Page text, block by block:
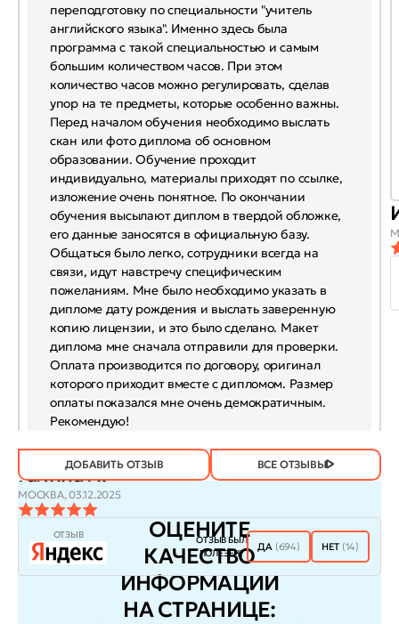
переподготовку по специальности "учитель
английского языка". Именно здесь была
программа с такой специальностью и самым
большим количеством часов. При этом
количество часов можно регулировать, сделав
упор на те предметы, которые особенно важны.
Перед началом обучения необходимо выслать
скан или фото диплома об основном
образовании. Обучение проходит
индивидуально, материалы приходят по ссылке,
изложение очень понятное. По окончании
обучения высылают диплом в твердой обложке,
его данные заносятся в официальную базу.
Общаться было легко, сотрудники всегда на
связи, идут навстречу специфическим
пожеланиям. Мне было необходимо указать в
дипломе дату рождения и выслать заверенную
копию лицензии, и это было сделано. Макет
диплома мне сначала отправили для проверки.
Оплата производится по договору, оригинал
которого приходит вместе с дипломом. Размер
оплаты показался мне очень демократичным.
Рекомендую!
Галина Л.
МОСКВА,03.12.2025
ОТЗЫВ
ОТЗЫВ БЫЛ
ПОЛЕЗЕН?
ДА (694) НЕТ (14)
ДОБАВИТЬ ОТЗЫВ ВСЕ ОТЗЫВЫ
ОЦЕНИТЕ
КАЧЕСТВО
ИНФОРМАЦИИ
НА СТРАНИЦЕ: